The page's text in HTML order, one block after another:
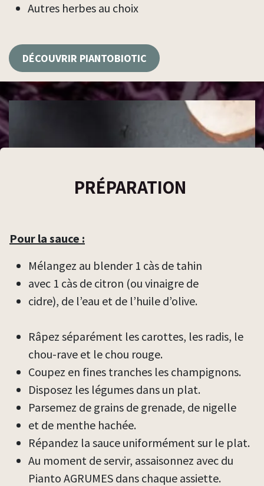
Autres herbes au choix
DÉ​​COUVRIR PIANTOBIOTIC
PRÉPARATION
Pour la sauce :
Mélangez au blender 1 càs de tahin
avec 1 càs de citron (ou vinaigre de
cidre), de l’eau et de l’huile d’olive.
Râpez séparément les carottes, les radis, le
chou-rave et le chou rouge.
Coupez en fines tranches les champignons.
Disposez les légumes dans un plat.
Parsemez de grains de grenade, de nigelle
et de menthe hachée.
Répandez la sauce uniformément sur le plat.
Au moment de servir, assaisonnez avec du
Pianto AGRUMES dans chaque assiette.